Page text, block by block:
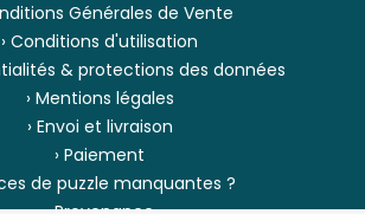
Générales de Vente
› Conditions d'utilisation
& protections des données
› Mentions légales
› Envoi et livraison
› Paiement
de puzzle manquantes ?